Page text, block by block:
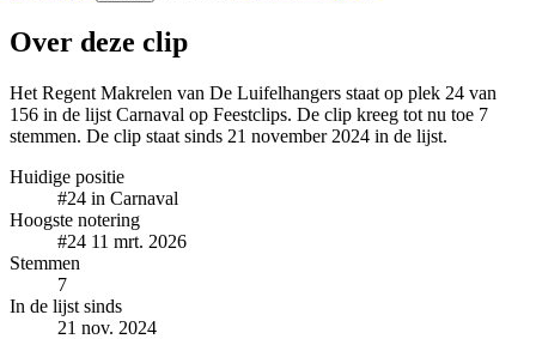
Over deze clip
Het Regent Makrelen van De Luifelhangers staat op plek 24 van
156 in de lijst Carnaval op Feestclips. De clip kreeg tot nu toe 7
stemmen. De clip staat sinds 21 november 2024 in de lijst.
Huidige positie
#24 in Carnaval
Hoogste notering
#24 11 mrt. 2026
Stemmen
7
In de lijst sinds
21 nov. 2024